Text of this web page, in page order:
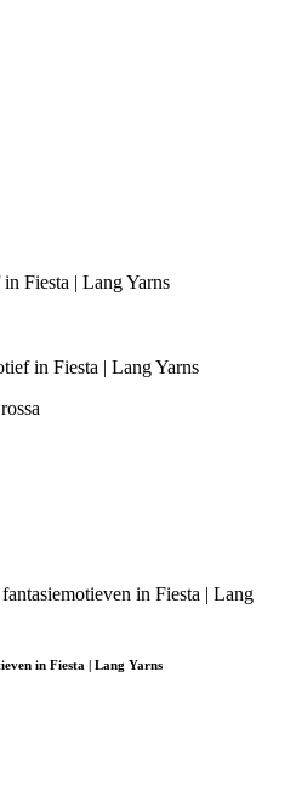
in Fiesta | Lang Yarns
in Fiesta | Lang Yarns